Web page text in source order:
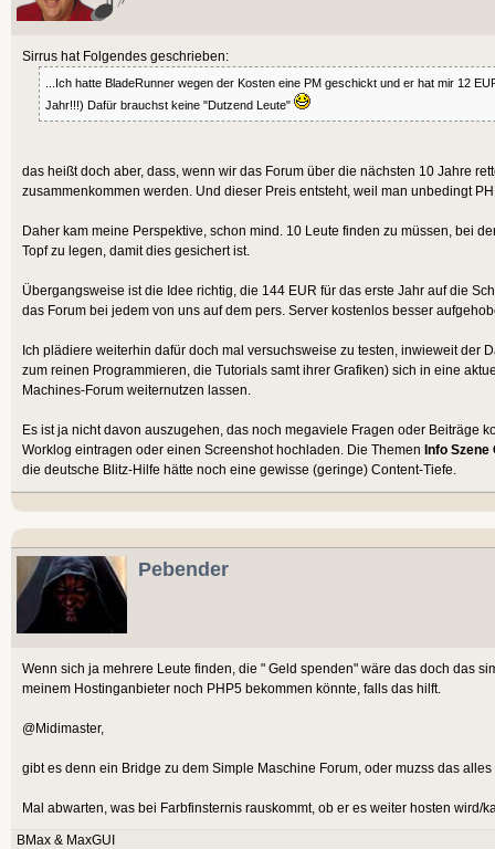
Sirrus hat Folgendes geschrieben:
...Ich hatte BladeRunner wegen der Kosten eine PM geschickt und er hat mir 12
Jahr!!!) Dafür brauchst keine "Dutzend Leute"
das heißt doch aber, dass, wenn wir das Forum über die nächsten 10 Jahre
zusammenkommen werden. Und dieser Preis entsteht, weil man unbedingt
Daher kam meine Perspektive, schon mind. 10 Leute finden zu müssen, bei
Topf zu legen, damit dies gesichert ist.
Übergangsweise ist die Idee richtig, die 144 EUR für das erste Jahr auf die
das Forum bei jedem von uns auf dem pers. Server kostenlos besser
Ich plädiere weiterhin dafür doch mal versuchsweise zu testen, inwieweit der
zum reinen Programmieren, die Tutorials samt ihrer Grafiken) sich in eine
Machines-Forum weiternutzen lassen.
Es ist ja nicht davon auszugehen, das noch megaviele Fragen oder Beiträge
Worklog eintragen oder einen Screenshot hochladen. Die Themen Info Szene
die deutsche Blitz-Hilfe hätte noch eine gewisse (geringe) Content-Tiefe.
Pebender
Wenn sich ja mehrere Leute finden, die " Geld spenden" wäre das doch das
meinem Hostinganbieter noch PHP5 bekommen könnte, falls das hilft.
@Midimaster,
gibt es denn ein Bridge zu dem Simple Maschine Forum, oder muzss das
Mal abwarten, was bei Farbfinsternis rauskommt, ob er es weiter hosten wird/
BMax & MaxGUI